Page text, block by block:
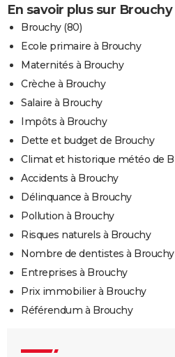
En savoir plus sur Brouchy
Brouchy (80)
Ecole primaire à Brouchy
Maternités à Brouchy
Crèche à Brouchy
Salaire à Brouchy
Impôts à Brouchy
Dette et budget de Brouchy
Climat et historique météo de
Accidents à Brouchy
Délinquance à Brouchy
Pollution à Brouchy
Risques naturels à Brouchy
Nombre de dentistes à Brouchy
Entreprises à Brouchy
Prix immobilier à Brouchy
Référendum à Brouchy